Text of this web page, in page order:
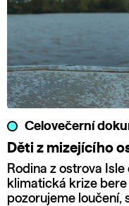
Celovečerní
Děti z mizejícího
Rodina z ostrova
klimatická krize
pozorujeme loučení,